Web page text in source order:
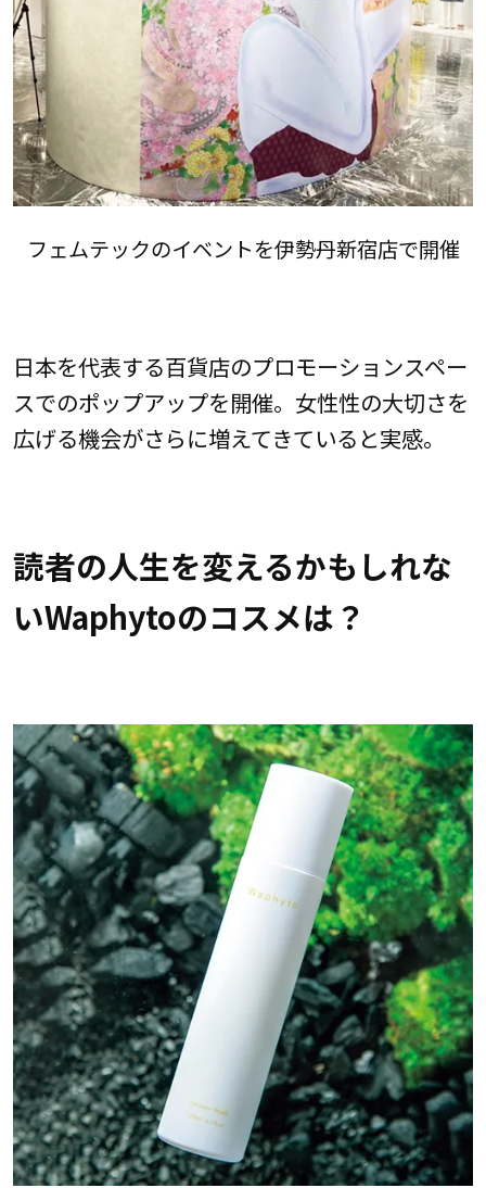
フェムテックのイベントを伊勢丹新宿店で開催
日本を代表する百貨店のプロモーションスペー
スでのポップアップを開催。女性性の大切さを
広げる機会がさらに増えてきていると実感。
読者の人生を変えるかもしれな
いWaphytoのコスメは？